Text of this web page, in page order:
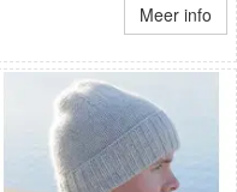
Meer info